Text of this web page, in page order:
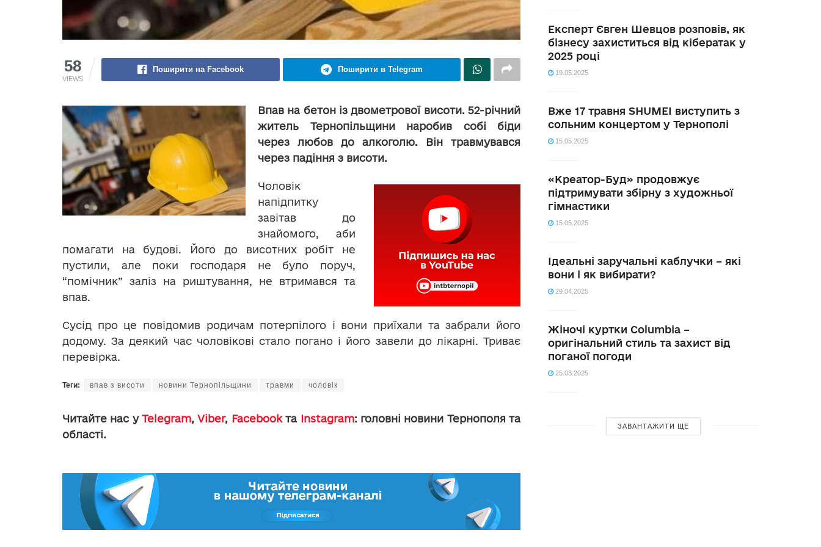
58
VIEWS
Поширити на Facebook Поширити в Telegram
Впав на бетон із двометрової висоти. 52-річний
житель Тернопільщини наробив собі біди
через любов до алкоголю. Він травмувався
через падіння з висоти.
Чоловік
напідпитку
завітав до
знайомого, аби
помагати на будові. Його до висотних робіт не
пустили, але поки господаря не було поруч,
“помічник” заліз на риштування, не втримався та
впав.
Сусід про це повідомив родичам потерпілого і вони приїхали та забрали його
додому. За деякий час чоловікові стало погано і його завели до лікарні. Триває
перевірка.
Теги: впав з висоти новини Тернопільщини травми чоловік
Читайте нас уTelegram,Viber, Facebookта Instagram: головні новини Тернополя та
області.
Експерт Євген Шевцов розповів, як
бізнесу захиститься від кібератак у
2025 році
19.05.2025
Вже 17 травня SHUMEI виступить з
сольним концертом у Тернополі
15.05.2025
«Креатор-Буд» продовжує
підтримувати збірну з художньої
гімнастики
15.05.2025
Ідеальні заручальні каблучки – які
вони і як вибирати?
29.04.2025
Жіночі куртки Columbia –
оригінальний стиль та захист від
поганої погоди
25.03.2025
ЗАВАНТАЖИТИ ЩЕ